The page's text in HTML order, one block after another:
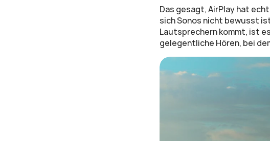
Das gesagt, AirPlay hat
sich Sonos nicht bewusst
Lautsprechern kommt, ist
gelegentliche Hören, bei